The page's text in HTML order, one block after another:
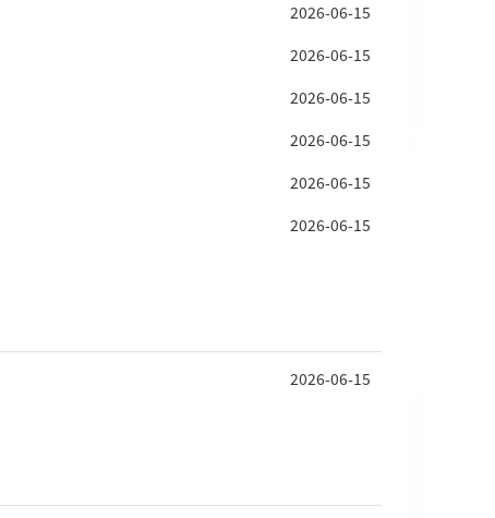
2026-06-15
2026-06-15
2026-06-15
2026-06-15
2026-06-15
2026-06-15
2026-06-15